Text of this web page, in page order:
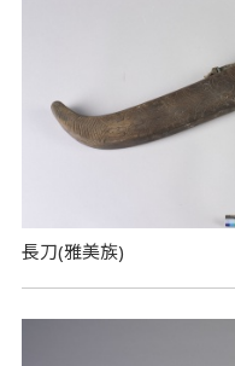
長刀(雅美族)